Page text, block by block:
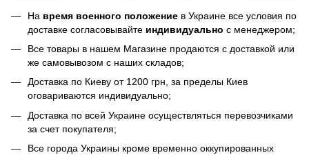
На время военного положение в Украине все условия по
доставке согласовывайте индивидуально с менеджером;
Все товары в нашем Магазине продаются с доставкой или
же самовывозом с наших складов;
Доставка по Киеву от 1200 грн, за пределы Киев
оговариваются индивидуально;
Доставка по всей Украине осуществляться перевозчиками
за счет покупателя;
Все города Украины кроме временно оккупированных